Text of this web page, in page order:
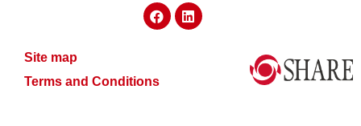
Site map
Terms and Conditions